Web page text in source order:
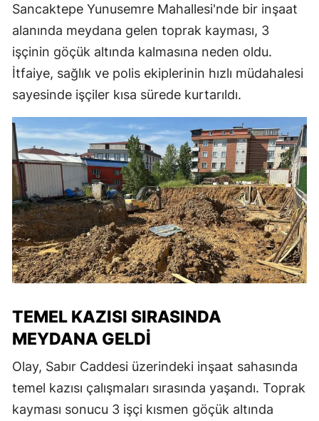
Sancaktepe Yunusemre Mahallesi'nde bir inşaat
alanında meydana gelen toprak kayması, 3
işçinin göçük altında kalmasına neden oldu.
İtfaiye, sağlık ve polis ekiplerinin hızlı müdahalesi
sayesinde işçiler kısa sürede kurtarıldı.
TEMEL KAZISI SIRASINDA
MEYDANA GELDI
Olay, Sabır Caddesi üzerindeki inşaat sahasında
temel kazısı çalışmaları sırasında yaşandı. Toprak
kayması sonucu 3 işçi kısmen göçük altında